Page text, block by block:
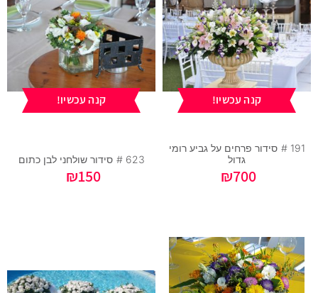
191 #
סידור פרחים על גביע רומי
גדול
₪700
קנה עכשיו!
623 # סידור שולחני לבן כתום
₪150
קנה עכשיו!